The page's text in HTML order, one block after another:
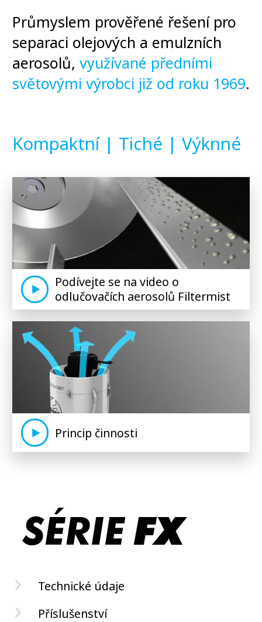
Průmyslem prověřené řešení pro
separaci olejových a emulzních
aerosolů, využívané předními
světovými výrobci již od roku 1969.
Kompaktní | Tiché | Výknné
Podívejte se na video o
odlučovačích aerosolů Filtermist
Princip činnosti
Technické údaje
Příslušenství